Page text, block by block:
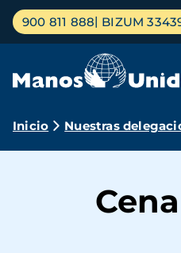
Pasar
contenido
Menú
principal
900 811 888 BIZUM
Ruta
navegación
Inicio Nuestras